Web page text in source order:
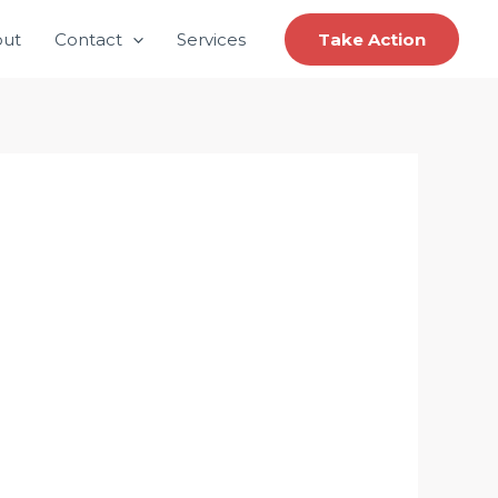
Contact Services Take Action